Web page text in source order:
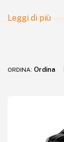
Leggi di più
ORDINA: Ordina